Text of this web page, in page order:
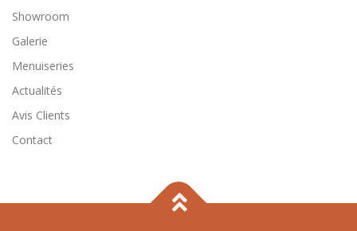
Showroom
Galerie
Menuiseries
Actualités
Avis Clients
Contact